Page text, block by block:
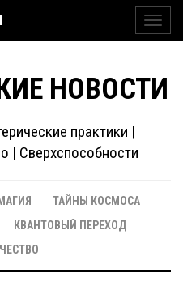
НОВОСТИ
практики |
| Сверхспособности
МАГИЯ
ТАЙНЫ КОСМОСА
КВАНТОВЫЙ ПЕРЕХОД